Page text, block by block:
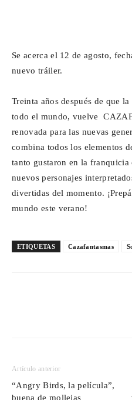
Se acerca el 12 de agosto,
nuevo tráiler.
Treinta años después de que
todo el mundo, vuelve
renovada para las nuevas
combina todos los elementos
tanto gustaron en la
nuevos personajes
divertidas del momento.
mundo este verano!
ETIQUETAS Cazafantasmas
Artículo anterior
“Angry Birds, la película”,
buena de mollejas